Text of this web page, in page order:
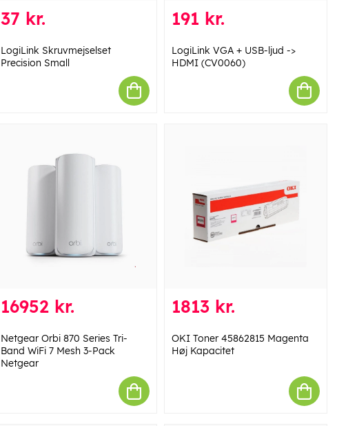
37 kr.
LogiLink Skruvmejselset
Precision Small
191 kr.
LogiLink VGA + USB-ljud ->
HDMI (CV0060)
16952 kr.
Netgear Orbi 870 Series Tri-
Band WiFi 7 Mesh 3-Pack
Netgear
1813 kr.
OKI Toner 45862815 Magenta
Høj Kapacitet